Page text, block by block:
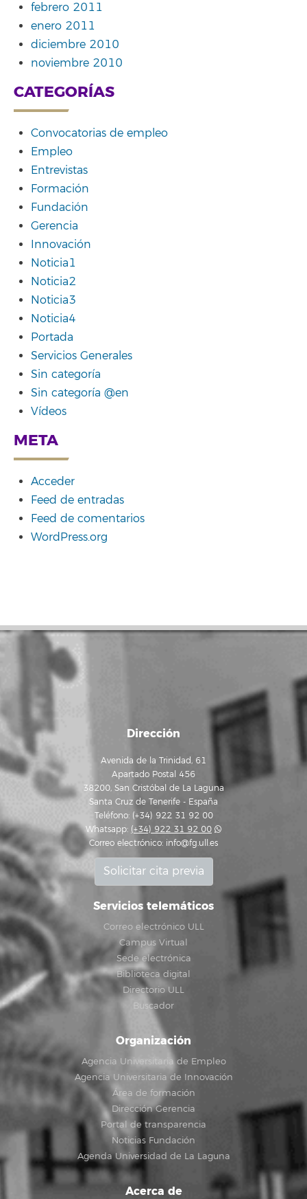
febrero 2011
enero 2011
diciembre 2010
noviembre 2010
CATEGORÍAS
Convocatorias de empleo
Empleo
Entrevistas
Formación
Fundación
Gerencia
Innovación
Noticia1
Noticia2
Noticia3
Noticia4
Portada
Servicios Generales
Sin categoría
Sin categoría @en
Vídeos
META
Acceder
Feed de entradas
Feed de comentarios
WordPress.org
Dirección
Avenida de la Trinidad, 61
Apartado Postal 456
38200, San Cristóbal de La Laguna
Santa Cruz de Tenerife - España
Teléfono: (+34) 922 31 92 00
Whatsapp: (+34) 922 31 92 00
Correo electrónico: info@fg.ull.es
Solicitar cita previa
Servicios telemáticos
Correo electrónico ULL
Campus Virtual
Sede electrónica
Biblioteca digital
Directorio ULL
Buscador
Organización
Agencia Universitaria de Empleo
Agencia Universitaria de Innovación
Área de formación
Dirección Gerencia
Portal de transparencia
Noticias Fundación
Agenda Universidad de La Laguna
Acerca de